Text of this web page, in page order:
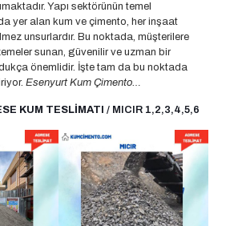
Yapı sektörünün temel
yer alan kum ve çimento, her inşaat
unsurlardır. Bu noktada, müşterilere
sunan, güvenilir ve uzman bir
önemlidir. İşte tam da bu noktada
Esenyurt Kum Çimento…
KUM TESLİMATI / MICIR 1,2,3,4,5,6